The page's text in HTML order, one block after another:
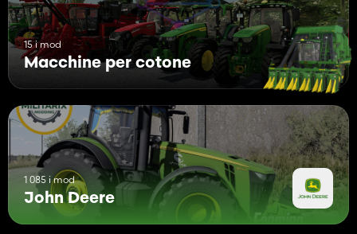
15 i mod
Macchine per cotone
1 085 i mod
John Deere